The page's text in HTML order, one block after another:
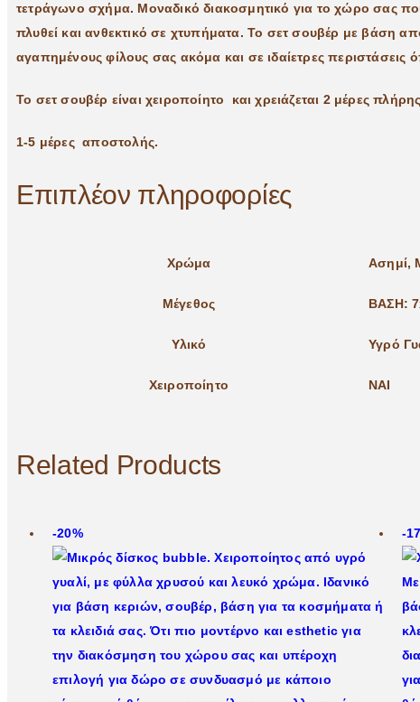
τετράγωνο σχήμα. Μοναδικό διακοσμητικό για το χώρο σας
πλυθεί και ανθεκτικό σε χτυπήματα. Το σετ σουβέρ με βάση
αγαπημένους φίλους σας ακόμα και σε ιδαίετρες
Το σετ σουβέρ είναι χειροποίητο και χρειάζεται 2 μέρες
1-5 μέρες αποστολής.
Επιπλέον πληροφορίες
Χρώμα Ασημί,
Μέγεθος ΒΑΣΗ:
Υλικό Υγρό
Χειροποίητο ΝΑΙ
Related Products
-20% -